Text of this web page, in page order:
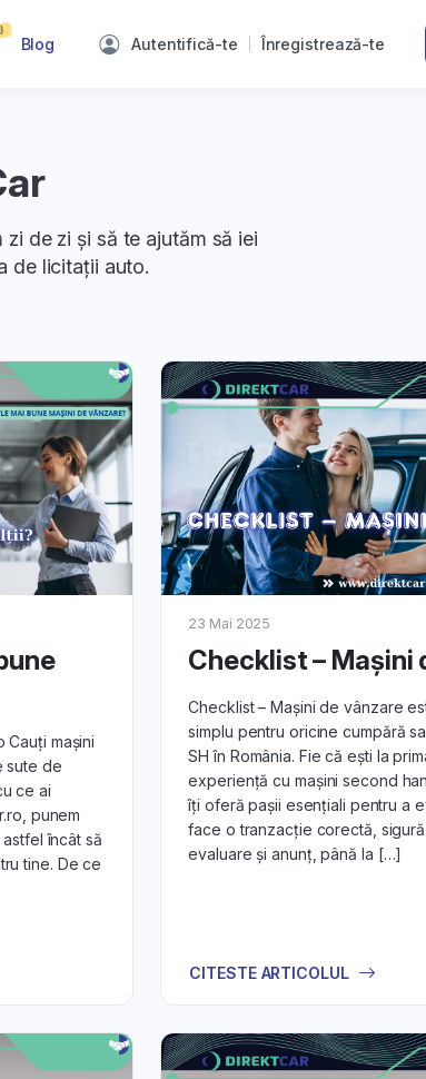
Blog Autentifică-te Înregistrează-te
de zi și să te ajutăm să iei
de licitații auto.
Cauți mașini
sute de
ce ai
punem
încât să
tine. De ce
23 Mai 2025
Checklist – Mașini
Checklist – Mașini de vânzare
simplu pentru oricine cumpără
SH în România. Fie că ești la
experiență cu mașini second
îți oferă pașii esențiali pentru a
face o tranzacție corectă,
evaluare și anunț, până la […]
CITESTE ARTICOLUL